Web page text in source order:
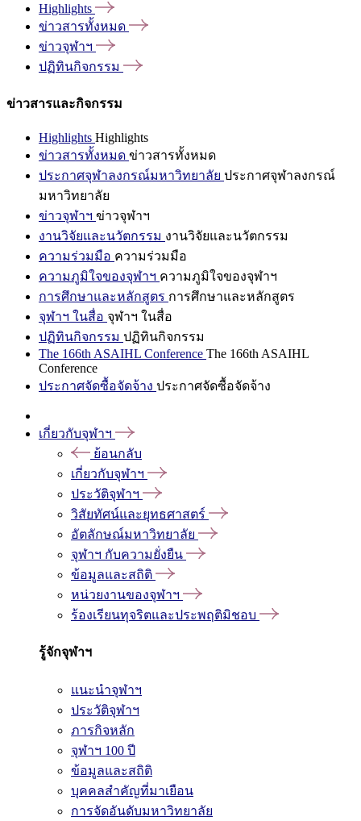
Highlights
ข่าวสารทั้งหมด
ข่าวจุฬาฯ
ปฏิทินกิจกรรม
ข่าวสารและกิจกรรม
Highlights Highlights
ข่าวสารทั้งหมด ข่าวสารทั้งหมด
ประกาศจุฬาลงกรณ์มหาวิทยาลัย ประกาศจุฬาลงกรณ์
มหาวิทยาลัย
ข่าวจุฬาฯ ข่าวจุฬาฯ
งานวิจัยและนวัตกรรม งานวิจัยและนวัตกรรม
ความร่วมมือ ความร่วมมือ
ความภูมิใจของจุฬาฯ ความภูมิใจของจุฬาฯ
การศึกษาและหลักสูตร การศึกษาและหลักสูตร
จุฬาฯ ในสื่อ จุฬาฯ ในสื่อ
ปฏิทินกิจกรรม ปฏิทินกิจกรรม
The 166th ASAIHL Conference The 166th ASAIHL
Conference
ประกาศจัดซื้อจัดจ้าง ประกาศจัดซื้อจัดจ้าง
เกี่ยวกับจุฬาฯ
ย้อนกลับ
เกี่ยวกับจุฬาฯ
ประวัติจุฬาฯ
วิสัยทัศน์และยุทธศาสตร์
อัตลักษณ์มหาวิทยาลัย
จุฬาฯ กับความยั่งยืน
ข้อมูลและสถิติ
หน่วยงานของจุฬาฯ
ร้องเรียนทุจริตและประพฤติมิชอบ
รู้จักจุฬาฯ
แนะนำจุฬาฯ
ประวัติจุฬาฯ
ภารกิจหลัก
จุฬาฯ 100 ปี
ข้อมูลและสถิติ
บุคคลสำคัญที่มาเยือน
การจัดอันดับมหาวิทยาลัย